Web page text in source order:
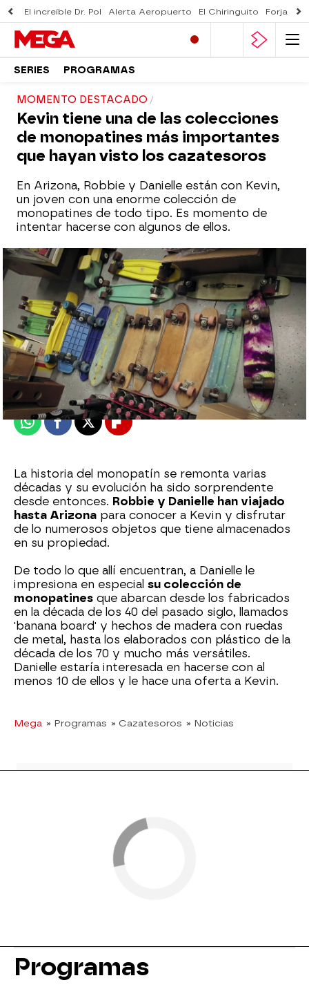
El increíble Dr. Pol Alerta Aeropuerto El Chiringuito Forjado
SERIES PROGRAMAS
MOMENTO DESTACADO
Kevin tiene una de las colecciones
de monopatines más importantes
que hayan visto los cazatesoros
En Arizona, Robbie y Danielle están con Kevin,
un joven con una enorme colección de
monopatines de todo tipo. Es momento de
intentar hacerse con algunos de ellos.
mega
Publicado: 07 de junio de 2024, 21:53
WhatsappFacebook
X Flipboard
La historia del monopatín se remonta varias
décadas y su evolución ha sido sorprendente
desde entonces. Robbie y Danielle han viajado
hasta Arizona para conocer a Kevin y disfrutar
de lo numerosos objetos que tiene almacenados
en su propiedad.
De todo lo que allí encuentran, a Danielle le
impresiona en especial su colección de
monopatines que abarcan desde los fabricados
en la década de los 40 del pasado siglo, llamados
'banana board' y hechos de madera con ruedas
de metal, hasta los elaborados con plástico de la
década de los 70 y mucho más versátiles.
Danielle estaría interesada en hacerse con al
menos 10 de ellos y le hace una oferta a Kevin.
Mega » Programas » Cazatesoros » Noticias
Programas